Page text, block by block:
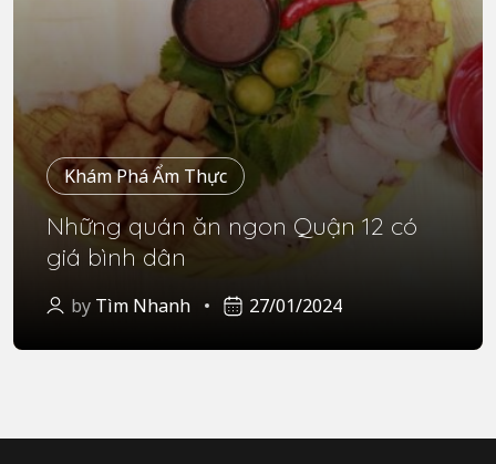
Khám Phá Ẩm Thực
Những quán ăn ngon Quận 12 có
giá bình dân
by Tìm Nhanh 27/01/2024